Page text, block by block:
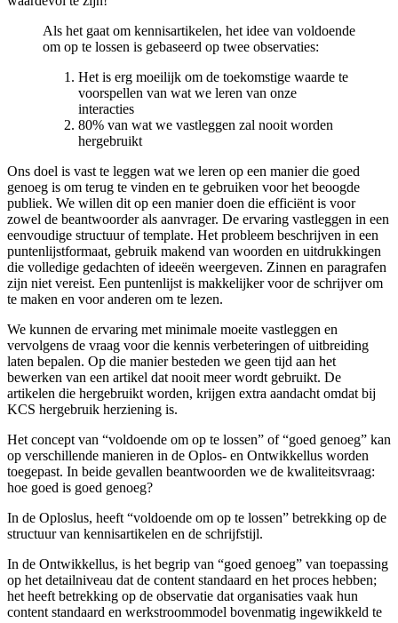
Als het gaat om kennisartikelen, het idee van voldoende
om op te lossen is gebaseerd op twee observaties:
Het is erg moeilijk om de toekomstige waarde te
voorspellen van wat we leren van onze
interacties
80% van wat we vastleggen zal nooit worden
hergebruikt
Ons doel is vast te leggen wat we leren op een manier die goed
genoeg is om terug te vinden en te gebruiken voor het beoogde
publiek. We willen dit op een manier doen die efficiënt is voor
zowel de beantwoorder als aanvrager. De ervaring vastleggen in een
eenvoudige structuur of template. Het probleem beschrijven in een
puntenlijstformaat, gebruik makend van woorden en uitdrukkingen
die volledige gedachten of ideeën weergeven. Zinnen en paragrafen
zijn niet vereist. Een puntenlijst is makkelijker voor de schrijver om
te maken en voor anderen om te lezen.
We kunnen de ervaring met minimale moeite vastleggen en
vervolgens de vraag voor die kennis verbeteringen of uitbreiding
laten bepalen. Op die manier besteden we geen tijd aan het
bewerken van een artikel dat nooit meer wordt gebruikt. De
artikelen die hergebruikt worden, krijgen extra aandacht omdat bij
KCS hergebruik herziening is.
Het concept van “voldoende om op te lossen” of “goed genoeg” kan
op verschillende manieren in de Oplos- en Ontwikkellus worden
toegepast. In beide gevallen beantwoorden we de kwaliteitsvraag:
hoe goed is goed genoeg?
In de Oploslus, heeft “voldoende om op te lossen” betrekking op de
structuur van kennisartikelen en de schrijfstijl.
In de Ontwikkellus, is het begrip van “goed genoeg” van toepassing
op het detailniveau dat de content standaard en het proces hebben;
het heeft betrekking op de observatie dat organisaties vaak hun
content standaard en werkstroommodel bovenmatig ingewikkeld te